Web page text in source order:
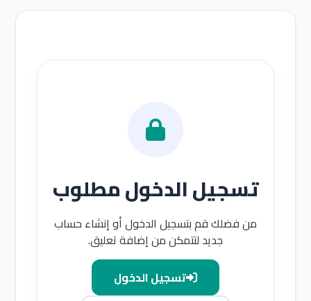
تسجيل الدخول مطلوب
من فضلك قم بتسجيل الدخول أو إنشاء حساب
جديد لتتمكن من إضافة تعليق.
تسجيل الدخول